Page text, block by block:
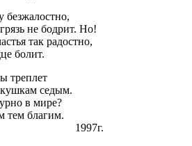
не бодрит. Но!
так радостно,
болит.
треплет
седым.
в мире?
тем благим.